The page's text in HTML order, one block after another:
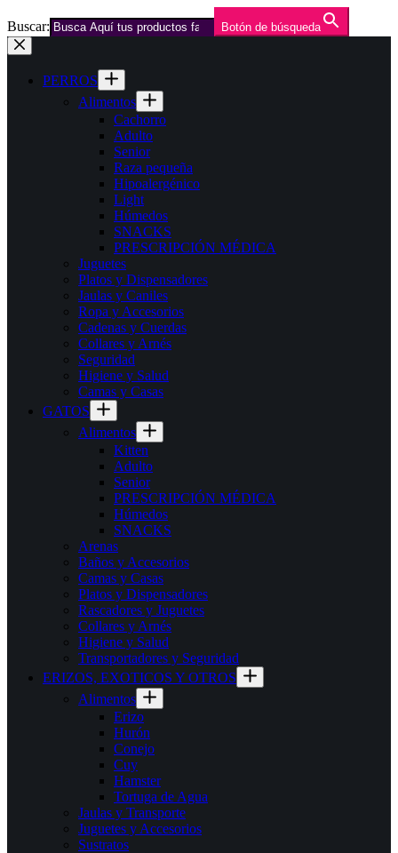
Buscar: Botón de búsqueda
Saltar
al
contenidoPERROS
Alimentos
Cachorro
Adulto
Senior
Raza pequeña
Hipoalergénico
Light
Húmedos
SNACKS
PRESCRIPCIÓN MÉDICA
Juguetes
Platos y Dispensadores
Jaulas y Caniles
Ropa y Accesorios
Cadenas y Cuerdas
Collares y Arnés
Seguridad
Higiene y Salud
Camas y Casas
GATOS
Alimentos
Kitten
Adulto
Senior
PRESCRIPCIÓN MÉDICA
Húmedos
SNACKS
Arenas
Baños y Accesorios
Camas y Casas
Platos y Dispensadores
Rascadores y Juguetes
Collares y Arnés
Higiene y Salud
Transportadores y Seguridad
ERIZOS, EXOTICOS Y OTROS
Alimentos
Erizo
Hurón
Conejo
Cuy
Hamster
Tortuga de Agua
Jaulas y Transporte
Juguetes y Accesorios
Sustratos